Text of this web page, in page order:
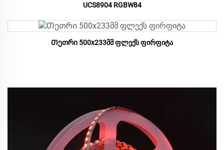
UCS8904 RGBW84
Თეთრი 500x233მმ ფლექს ფირფიტა